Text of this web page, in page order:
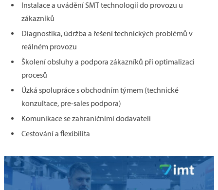
Instalace a uvádění SMT technologií do provozu u
zákazníků
Diagnostika, údržba a řešení technických problémů v
reálném provozu
Školení obsluhy a podpora zákazníků při optimalizaci
procesů
Úzká spolupráce s obchodním týmem (technické
konzultace, pre-sales podpora)
Komunikace se zahraničními dodavateli
Cestování a flexibilita